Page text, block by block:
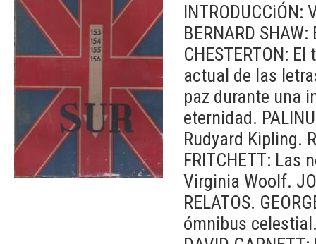
INTRODUCCiÓN:
BERNARD
CHESTERTON:
actual de las
paz durante una
eternidad.
Rudyard Kipling.
FRITCHETT: Las
Virginia Woolf.
RELATOS.
ómnibus